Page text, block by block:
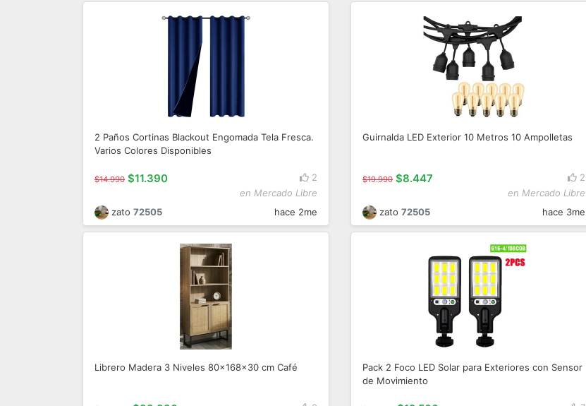
2 Paños Cortinas Blackout Engomada Tela Fresca.
Varios Colores Disponibles
$14.990 $11.390
2
en Mercado Libre
zato 72505 hace 2me
Guirnalda LED Exterior 10 Metros 10 Ampolletas
$19.990 $8.447
2
en Mercado Libre
zato 72505 hace 3me
Librero Madera 3 Niveles 80x168x30 cm Café
Pack 2 Foco LED Solar para Exteriores con Sensor
de Movimiento